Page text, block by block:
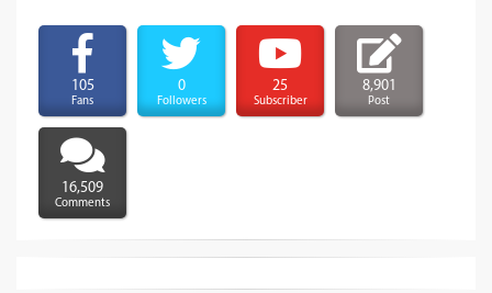
105
Fans
0
Followers
25
Subscriber
8,901
Post
16,509
Comments